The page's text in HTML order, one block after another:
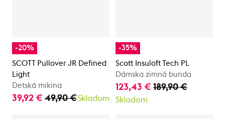
-20%
SCOTT Pullover JR Defined
Light
Detská mikina
39,92 € 49,90 €Skladom
-35%
Scott Insuloft Tech PL
Dámska zimná bunda
123,43 € 189,90 €
Skladom